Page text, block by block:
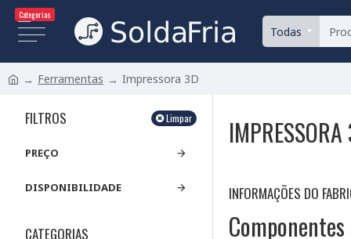
Categorias
Todas
Ferramentas Impressora 3D
FILTROS Limpar
PREÇO
DISPONIBILIDADE
CATEGORIAS
IMPRESSORA
INFORMAÇÕES DO